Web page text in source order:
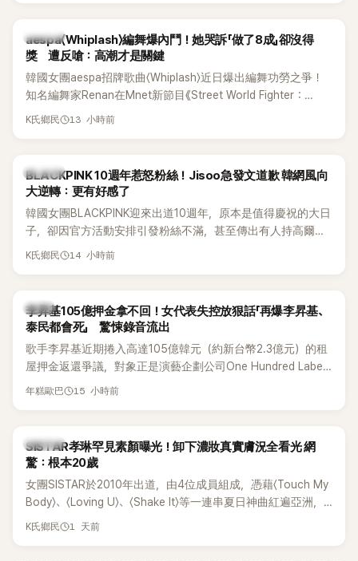
K-POP
aespa〈Whiplash〉編舞爆內鬥！她哭訴「做了8成」卻沒得
獎 遭反嗆：高潮才是關鍵
韓國女團aespa招牌歌曲〈Whiplash〉近日爆出編舞功勞之爭！
知名編舞家Renan在Mnet新節目《Street World Fighter：
Directors' War》預告中，公開談及自己在〈Whiplash〉編舞上的
K氏鄉民 13 小時前
K-POP
BLACKPINK 10週年惹怒粉絲！Jisoo急發文道歉 韓網風向
大逆轉：更有好感了
韓國女團BLACKPINK迎來出道10週年，原本是值得慶祝的大日
子，卻因官方活動安排引發粉絲不滿，甚至傳出有人持高爾夫
球桿到YG娛樂大樓鬧事。Jisoo今（8日）也親自發文向BLINK
K氏鄉民 14 小時前
韓星
李昇基105億押金拿不回！女代表失控放狠話「再爆李昇基、
泰民都會死」 驚悚錄音流出
歌手李昇基近期捲入高達105億韓元（約新台幣2.3億元）的租
屋押金返還爭議，對象正是演藝企劃公司One Hundred Label
代表車佳媛(차가원)。如今事件再掀風波，YouTuber李鎮浩公開
年糕歐巴 15 小時前
K-POP
SISTAR孝琳罕見素顏曝光！卸下濃妝真實膚況全看光 網
驚：根本20歲
女團SISTAR於2010年出道，由4位成員組成，憑藉〈Touch My
Body〉、〈Loving U〉、〈Shake It〉等一連串夏日神曲紅遍亞洲，
獲封「夏日女王」。不過，團體在出道滿7年後宣布解散，成員各
K氏鄉民 1 天前